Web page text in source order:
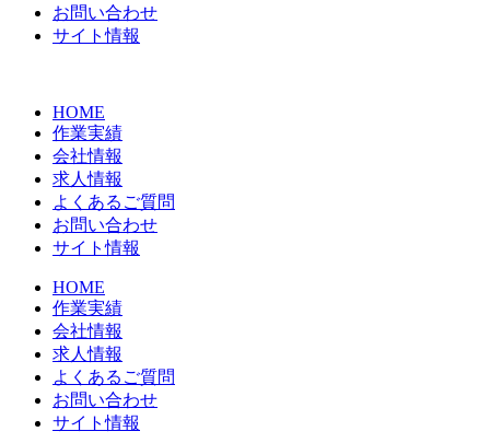
お問い合わせ
サイト情報
HOME
作業実績
会社情報
求人情報
よくあるご質問
お問い合わせ
サイト情報
HOME
作業実績
会社情報
求人情報
よくあるご質問
お問い合わせ
サイト情報